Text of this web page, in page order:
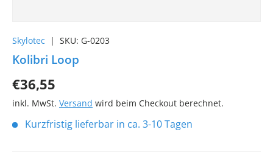
Skylotec | SKU: G-0203
Kolibri Loop
€36,55
inkl. MwSt. Versand wird beim Checkout berechnet.
Kurzfristig lieferbar in ca. 3-10 Tagen